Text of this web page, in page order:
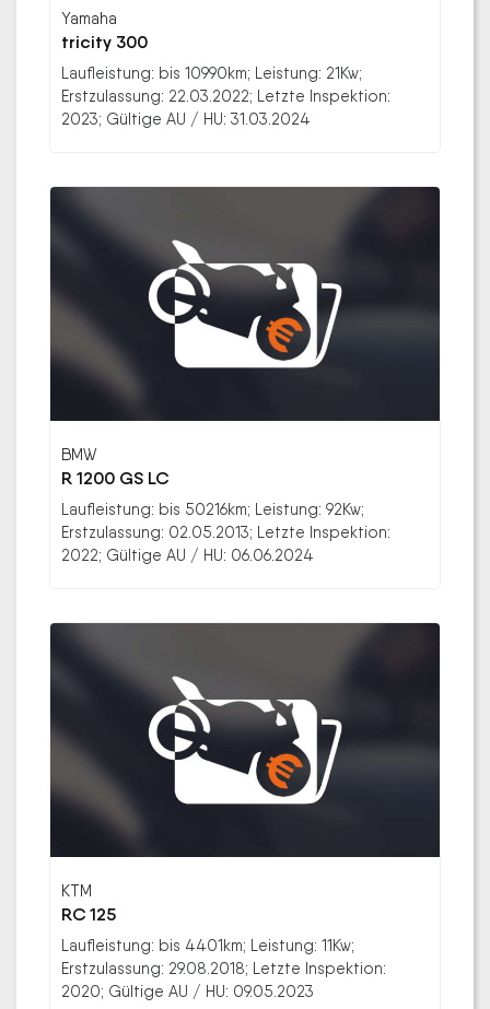
Yamaha
tricity 300
Laufleistung: bis 10990km; Leistung: 21Kw;
Erstzulassung: 22.03.2022; Letzte Inspektion:
2023; Gültige AU / HU: 31.03.2024
BMW
R 1200 GS LC
Laufleistung: bis 50216km; Leistung: 92Kw;
Erstzulassung: 02.05.2013; Letzte Inspektion:
2022; Gültige AU / HU: 06.06.2024
KTM
RC 125
Laufleistung: bis 4401km; Leistung: 11Kw;
Erstzulassung: 29.08.2018; Letzte Inspektion:
2020; Gültige AU / HU: 09.05.2023